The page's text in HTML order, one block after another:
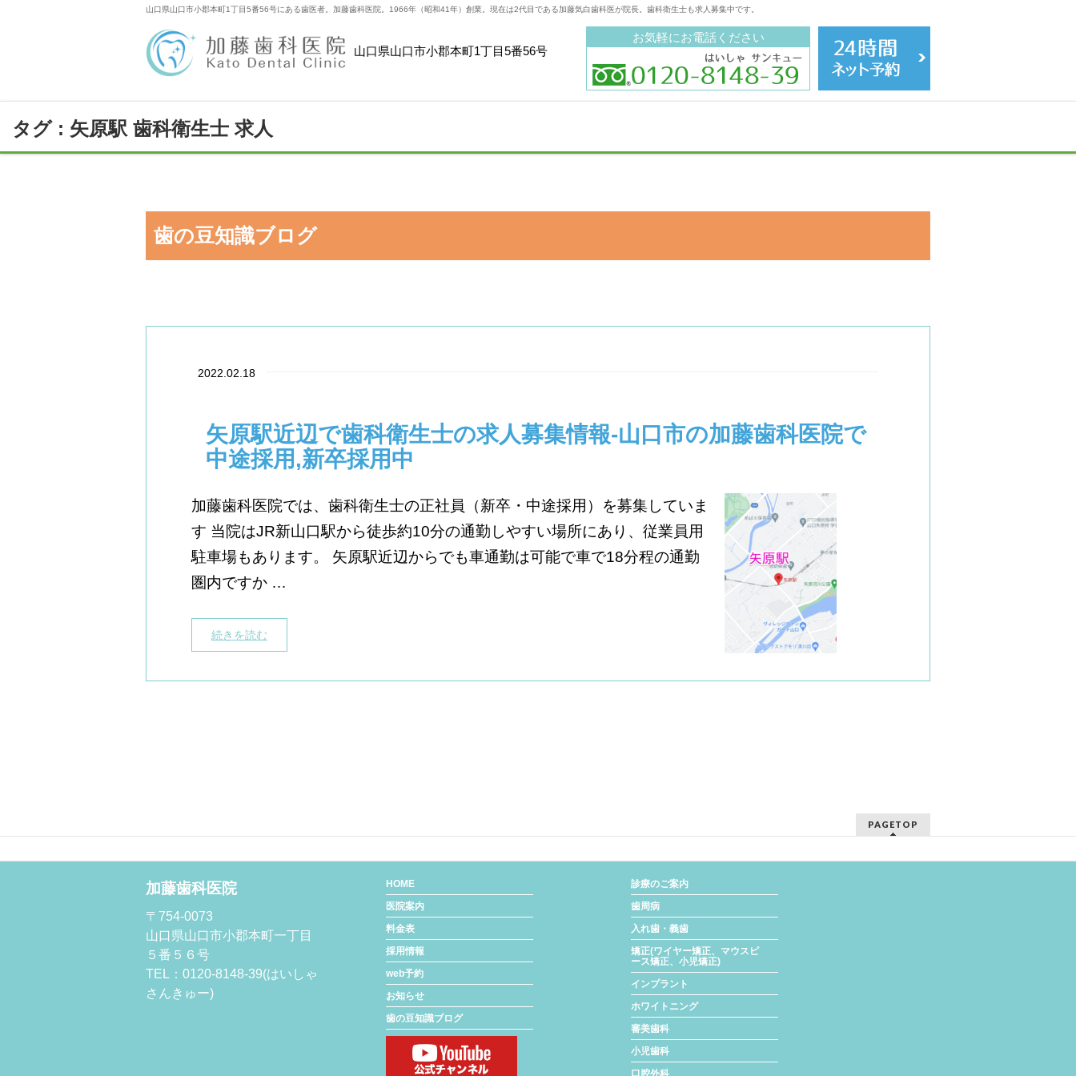
山口県山口市小郡本町1丁目5番56号にある歯医者。加藤歯科医院。1966年（昭和41年）創業。現在は2代目である加藤気白歯科医が院長。歯科衛生士も求人募集中です。
山口県山口市小郡本町1丁目5番56号
お気軽にお電話ください
タグ : 矢原駅 歯科衛生士 求人
歯の豆知識ブログ
2022.02.18
矢原駅近辺で歯科衛生士の求人募集情報-山口市の加藤歯科医院で
中途採用,新卒採用中
加藤歯科医院では、歯科衛生士の正社員（新卒・中途採用）を募集していま
す 当院はJR新山口駅から徒歩約10分の通勤しやすい場所にあり、従業員用
駐車場もあります。 矢原駅近辺からでも車通勤は可能で車で18分程の通勤
圏内ですか …
続きを読む
PAGETOP
加藤歯科医院
〒754-0073
山口県山口市小郡本町一丁目
５番５６号
TEL：0120-8148-39(はいしゃ
さんきゅー)
HOME
医院案内
料金表
採用情報
web予約
お知らせ
歯の豆知識ブログ
診療のご案内
歯周病
入れ歯・義歯
矯正(ワイヤー矯正、マウスピ
ース矯正、小児矯正)
インプラント
ホワイトニング
審美歯科
小児歯科
口腔外科